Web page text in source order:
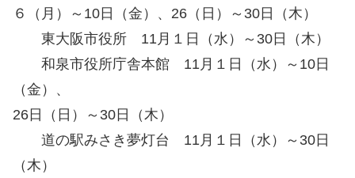
６（月）～10日（金）、26（日）～30日（木）
東大阪市役所 11月１日（水）～30日（木）
和泉市役所庁舎本館 11月１日（水）～10日
（金）、
26日（日）～30日（木）
道の駅みさき夢灯台 11月１日（水）～30日
（木）